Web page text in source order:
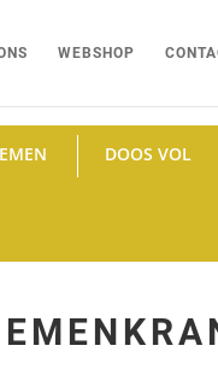
WEBSHOP
DOOS VOL